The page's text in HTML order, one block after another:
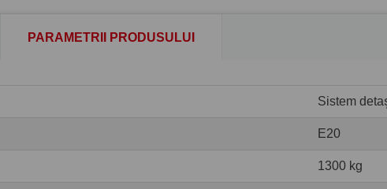
PARAMETRII PRODUSULUI
Sistem
E20
1300 kg